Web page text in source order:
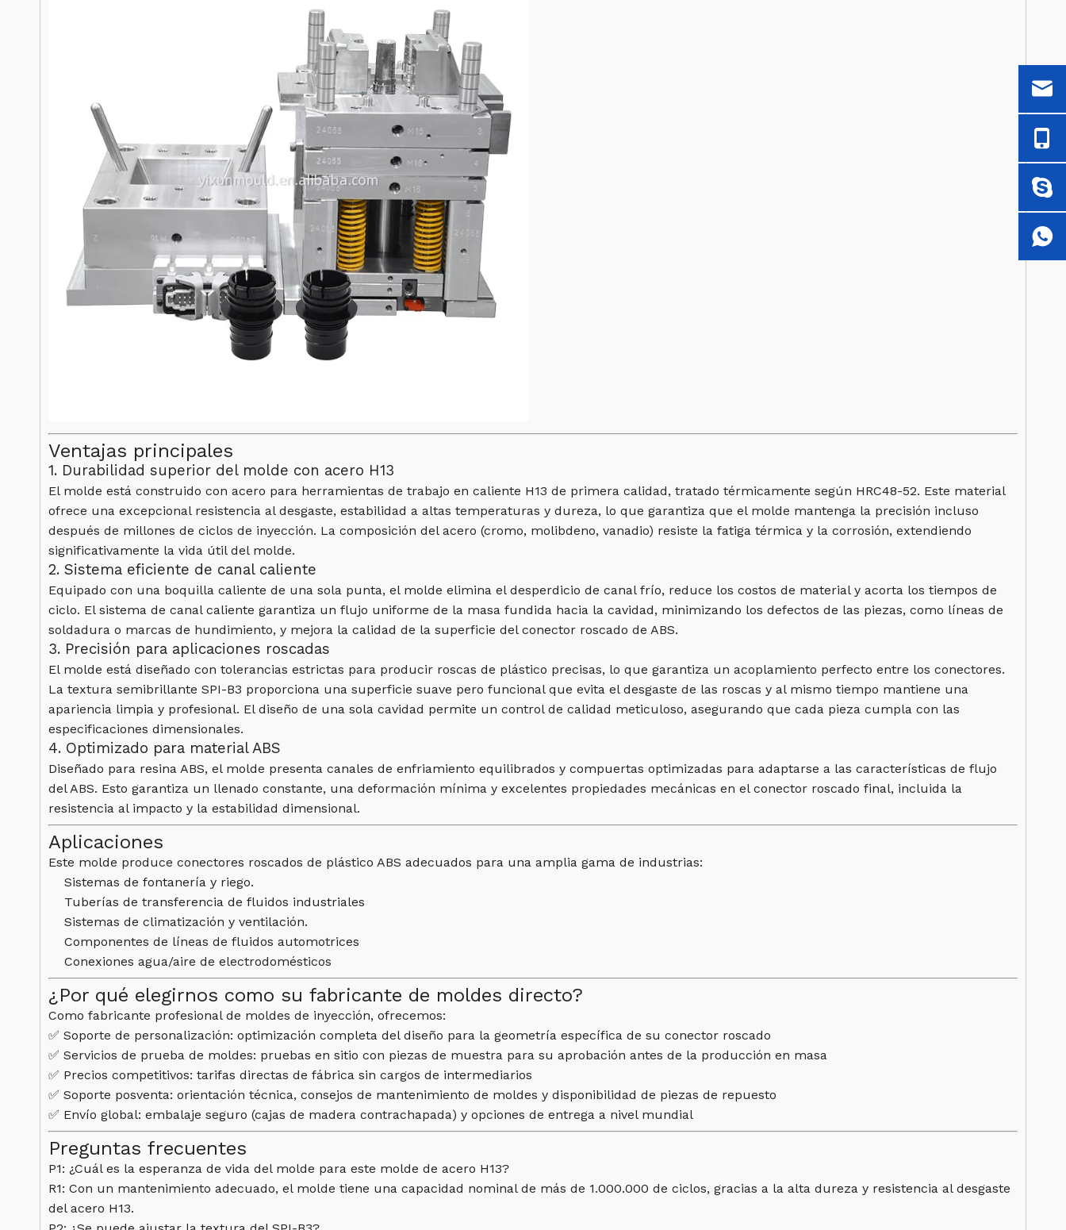
Ventajas principales
1. Durabilidad superior del molde con acero H13
El molde está construido con acero para herramientas de trabajo en caliente H13 de primera calidad, tratado térmicamente según HRC48-52. Este material
ofrece una excepcional resistencia al desgaste, estabilidad a altas temperaturas y dureza, lo que garantiza que el molde mantenga la precisión incluso
después de millones de ciclos de inyección. La composición del acero (cromo, molibdeno, vanadio) resiste la fatiga térmica y la corrosión, extendiendo
significativamente la vida útil del molde.
2. Sistema eficiente de canal caliente
Equipado con una boquilla caliente de una sola punta, el molde elimina el desperdicio de canal frío, reduce los costos de material y acorta los tiempos de
ciclo. El sistema de canal caliente garantiza un flujo uniforme de la masa fundida hacia la cavidad, minimizando los defectos de las piezas, como líneas de
soldadura o marcas de hundimiento, y mejora la calidad de la superficie del conector roscado de ABS.
3. Precisión para aplicaciones roscadas
El molde está diseñado con tolerancias estrictas para producir roscas de plástico precisas, lo que garantiza un acoplamiento perfecto entre los conectores.
La textura semibrillante SPI-B3 proporciona una superficie suave pero funcional que evita el desgaste de las roscas y al mismo tiempo mantiene una
apariencia limpia y profesional. El diseño de una sola cavidad permite un control de calidad meticuloso, asegurando que cada pieza cumpla con las
especificaciones dimensionales.
4. Optimizado para material ABS
Diseñado para resina ABS, el molde presenta canales de enfriamiento equilibrados y compuertas optimizadas para adaptarse a las características de flujo
del ABS. Esto garantiza un llenado constante, una deformación mínima y excelentes propiedades mecánicas en el conector roscado final, incluida la
resistencia al impacto y la estabilidad dimensional.
Aplicaciones
Este molde produce conectores roscados de plástico ABS adecuados para una amplia gama de industrias:
Sistemas de fontanería y riego.
Tuberías de transferencia de fluidos industriales
Sistemas de climatización y ventilación.
Componentes de líneas de fluidos automotrices
Conexiones agua/aire de electrodomésticos
¿Por qué elegirnos como su fabricante de moldes directo?
Como fabricante profesional de moldes de inyección, ofrecemos:
✅ Soporte de personalización: optimización completa del diseño para la geometría específica de su conector roscado
✅ Servicios de prueba de moldes: pruebas en sitio con piezas de muestra para su aprobación antes de la producción en masa
✅ Precios competitivos: tarifas directas de fábrica sin cargos de intermediarios
✅ Soporte posventa: orientación técnica, consejos de mantenimiento de moldes y disponibilidad de piezas de repuesto
✅ Envío global: embalaje seguro (cajas de madera contrachapada) y opciones de entrega a nivel mundial
Preguntas frecuentes
P1: ¿Cuál es la esperanza de vida del molde para este molde de acero H13?
R1: Con un mantenimiento adecuado, el molde tiene una capacidad nominal de más de 1.000.000 de ciclos, gracias a la alta dureza y resistencia al desgaste
del acero H13.